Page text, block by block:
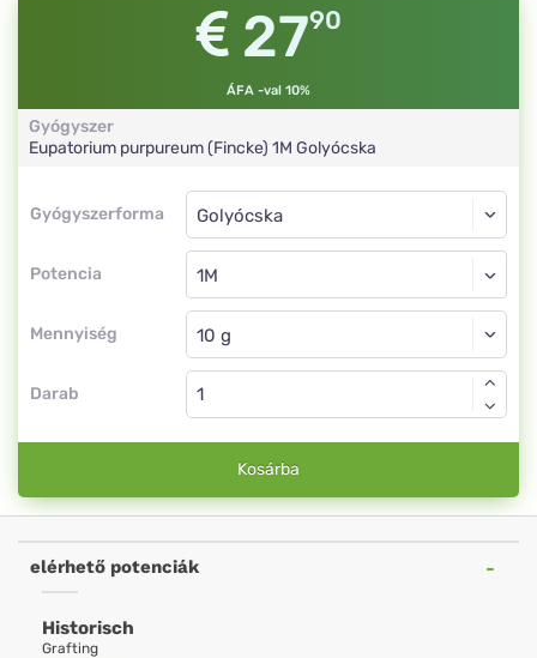
2790
ÁFA -val 10%
Gyógyszer
Eupatorium purpureum (Fincke) 1M Golyócska
Gyógyszerforma
Gyógyszerforma
Potencia
Golyócska
1M
Mennyiség
Golyócska
Darab
Kosárba
elérhető potenciák
Historisch
Grafting